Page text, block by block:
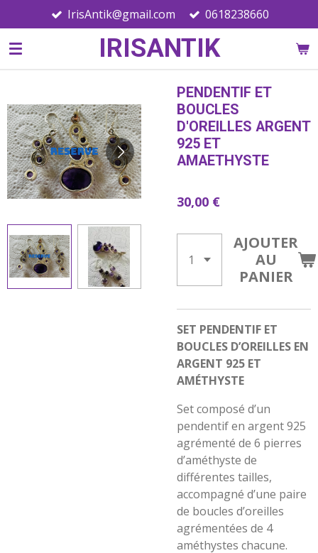
au
contenu
IRISANTIK
IrisAntik@gmail.com 0618238660
PENDENTIF ET
BOUCLES
D'OREILLES ARGENT
925 ET
AMAETHYSTE
30,00 €
AJOUTER
AU
PANIER
SET PENDENTIF ET
BOUCLES D’OREILLES EN
ARGENT 925 ET
AMÉTHYSTE
Set composé d’un
pendentif en argent 925
agrémenté de 6 pierres
d’améthyste de
différentes tailles,
accompagné d’une paire
de boucles d’oreilles
agrémentées de 4
améthystes chacune.